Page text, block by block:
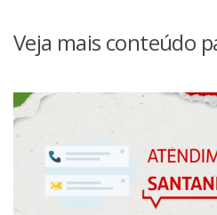
Veja mais conteúdo